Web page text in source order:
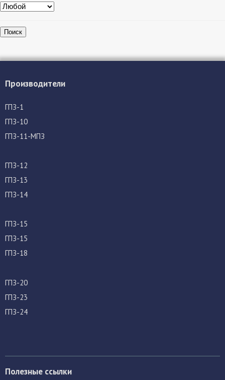
Поиск
Производители
ГПЗ-1
ГПЗ-10
ГПЗ-11-МПЗ
ГПЗ-12
ГПЗ-13
ГПЗ-14
ГПЗ-15
ГПЗ-15
ГПЗ-18
ГПЗ-20
ГПЗ-23
ГПЗ-24
Полезные ссылки